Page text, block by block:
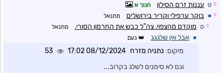
☼
o עננות זרם הסילון חנוך א
☼
● בוקר ערפילי וקריר בירושלים מתנאל
☼
o מוקדם מהצפוי. צה"ל כבש את החרמון הסורי. מתנאל
● אבל אין שלגגג נעם
מיקום: נתניה מזרח 08/12/2024 17:02
53
וגם לא סימנים לשלג בקרוב...